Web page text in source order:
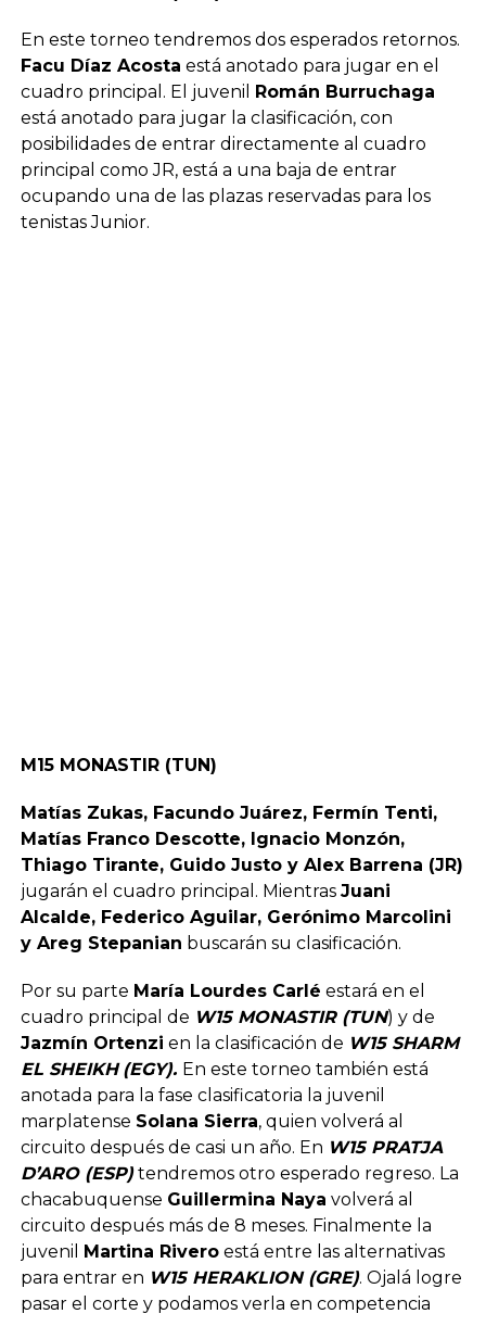
En este torneo tendremos dos esperados retornos.
Facu Díaz Acosta está anotado para jugar en el
cuadro principal. El juvenil Román Burruchaga
está anotado para jugar la clasificación, con
posibilidades de entrar directamente al cuadro
principal como JR, está a una baja de entrar
ocupando una de las plazas reservadas para los
tenistas Junior.
M15 MONASTIR (TUN)
Matías Zukas, Facundo Juárez, Fermín Tenti,
Matías Franco Descotte, Ignacio Monzón,
Thiago Tirante, Guido Justo y Alex Barrena (JR)
jugarán el cuadro principal. Mientras Juani
Alcalde, Federico Aguilar, Gerónimo Marcolini
y Areg Stepanian buscarán su clasificación.
Por su parte María Lourdes Carlé estará en el
cuadro principal de W15 MONASTIR (TUN) y de
Jazmín Ortenzi en la clasificación de W15 SHARM
EL SHEIKH (EGY). En este torneo también está
anotada para la fase clasificatoria la juvenil
marplatense Solana Sierra, quien volverá al
circuito después de casi un año. En W15 PRATJA
D’ARO (ESP)tendremos otro esperado regreso. La
chacabuquense Guillermina Naya volverá al
circuito después más de 8 meses. Finalmente la
juvenil Martina Riveroestá entre las alternativas
para entrar en W15 HERAKLION (GRE). Ojalá logre
pasar el corte y podamos verla en competencia